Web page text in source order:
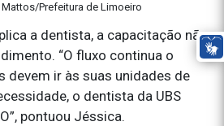
Prefeitura de Limoeiro
a dentista, a capacitação não
“O fluxo continua o
devem ir às suas unidades de
o dentista da UBS
pontuou Jéssica.